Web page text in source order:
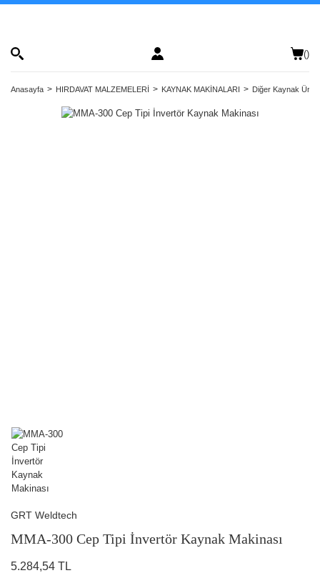
()
Anasayfa HIRDAVAT MALZEMELERİ KAYNAK MAKİNALARI Diğer Kaynak
GRT Weldtech
MMA-300 Cep Tipi İnvertör Kaynak Makinası
5.284,54 TL